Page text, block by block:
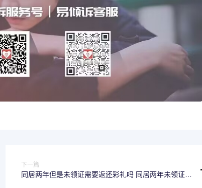
下一篇
同居两年但是未领证需要返还彩礼吗 同居两年未领证,